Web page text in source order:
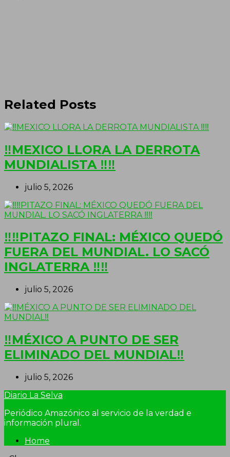
Related Posts
‼MEXICO LLORA LA DERROTA
MUNDIALISTA ‼‼
julio 5, 2026
‼‼PITAZO FINAL: MÉXICO QUEDÓ
FUERA DEL MUNDIAL. LO SACÓ
INGLATERRA ‼‼
julio 5, 2026
‼MÉXICO A PUNTO DE SER
ELIMINADO DEL MUNDIAL‼
julio 5, 2026
Diario La Selva
Periódico Amazónico al servicio de la verdad e
información plural.
Home